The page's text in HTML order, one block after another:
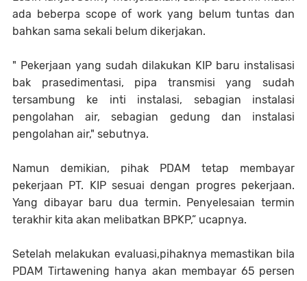
ada beberpa scope of work yang belum tuntas dan
bahkan sama sekali belum dikerjakan.
" Pekerjaan yang sudah dilakukan KIP baru instalisasi
bak prasedimentasi, pipa transmisi yang sudah
tersambung ke inti instalasi, sebagian instalasi
pengolahan air, sebagian gedung dan instalasi
pengolahan air," sebutnya.
Namun demikian, pihak PDAM tetap membayar
pekerjaan PT. KIP sesuai dengan progres pekerjaan.
Yang dibayar baru dua termin. Penyelesaian termin
terakhir kita akan melibatkan BPKP,” ucapnya.
Setelah melakukan evaluasi,pihaknya memastikan bila
PDAM Tirtawening hanya akan membayar 65 persen